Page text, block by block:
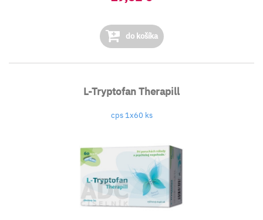
do košíka
L-Tryptofan Therapill
cps 1x60 ks